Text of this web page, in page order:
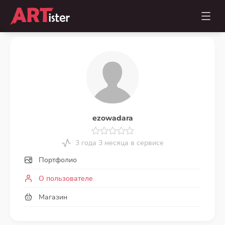
ezowadara
3 года 3 месяца в сервисе
Портфолио
О пользователе
Магазин